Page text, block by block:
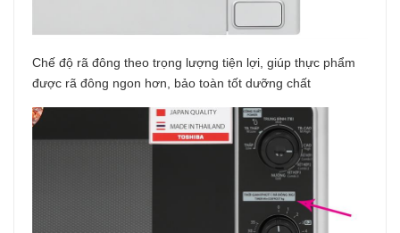
Chế độ rã đông theo trọng lượng tiện lợi, giúp thực phẩm
được rã đông ngon hơn, bảo toàn tốt dưỡng chất